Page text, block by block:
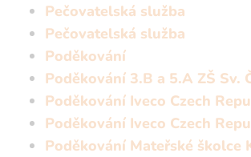
Pečovatelská služba
Pečovatelská služba
Poděkování
Poděkování 3.B a 5.A ZŠ Sv.
Poděkování Iveco Czech
Poděkování Iveco Czech
Poděkování Mateřské školce